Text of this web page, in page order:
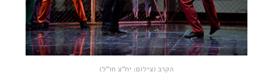
הקרב (צילום: יח"צ חו"ל)